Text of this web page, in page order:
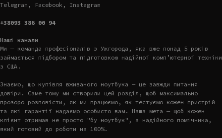
Telegram, Facebook, Instagram
+38093 386 00 94
Наші канали
Ми — команда професіоналів з Ужгорода, яка вже понад 5 років
займається підбором та підготовкою надійної комп’ютерної техніки
з США.
Знаємо, що купівля вживаного ноутбука — це завжди питання
довіри. Саме тому ми створили цей розділ, щоб максимально
прозоро розповісти, як ми працюємо, як тестуємо кожен пристрій
та які гарантії надаємо особисто вам. Наша мета — щоб кожен
клієнт отримав не просто "бу ноутбук", а надійного помічника,
який готовий до роботи на 100%.